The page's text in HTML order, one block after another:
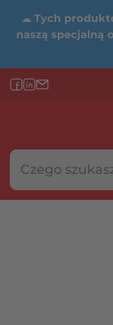
☁ Tych
naszą specjalną
Szukaj w
Wybierz